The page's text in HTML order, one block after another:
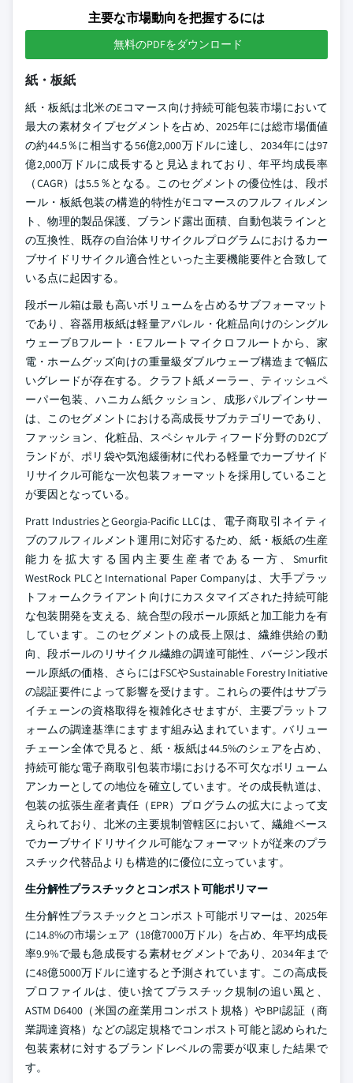
主要な市場動向を把握するには
無料のPDFをダウンロード
紙・板紙
紙・板紙は北米のEコマース向け持続可能包装市場において
最大の素材タイプセグメントを占め、2025年には総市場価値
の約44.5％に相当する56億2,000万ドルに達し、2034年には97
億2,000万ドルに成長すると見込まれており、年平均成長率
（CAGR）は5.5％となる。このセグメントの優位性は、段ボ
ール・板紙包装の構造的特性がEコマースのフルフィルメン
ト、物理的製品保護、ブランド露出面積、自動包装ラインと
の互換性、既存の自治体リサイクルプログラムにおけるカー
ブサイドリサイクル適合性といった主要機能要件と合致して
いる点に起因する。
段ボール箱は最も高いボリュームを占めるサブフォーマット
であり、容器用板紙は軽量アパレル・化粧品向けのシングル
ウェーブBフルート・Eフルートマイクロフルートから、家
電・ホームグッズ向けの重量級ダブルウェーブ構造まで幅広
いグレードが存在する。クラフト紙メーラー、ティッシュペ
ーパー包装、ハニカム紙クッション、成形パルプインサー
は、このセグメントにおける高成長サブカテゴリーであり、
ファッション、化粧品、スペシャルティフード分野のD2Cブ
ランドが、ポリ袋や気泡緩衝材に代わる軽量でカーブサイド
リサイクル可能な一次包装フォーマットを採用していること
が要因となっている。
Pratt IndustriesとGeorgia-Pacific LLCは、電子商取引ネイティ
ブのフルフィルメント運用に対応するため、紙・板紙の生産
能力を拡大する国内主要生産者である一方、Smurfit
WestRock PLCとInternational Paper Companyは、大手プラッ
トフォームクライアント向けにカスタマイズされた持続可能
な包装開発を支える、統合型の段ボール原紙と加工能力を有
しています。このセグメントの成長上限は、繊維供給の動
向、段ボールのリサイクル繊維の調達可能性、バージン段ボ
ール原紙の価格、さらにはFSCやSustainable Forestry Initiative
の認証要件によって影響を受けます。これらの要件はサプラ
イチェーンの資格取得を複雑化させますが、主要プラットフ
ォームの調達基準にますます組み込まれています。バリュー
チェーン全体で見ると、紙・板紙は44.5%のシェアを占め、
持続可能な電子商取引包装市場における不可欠なボリューム
アンカーとしての地位を確立しています。その成長軌道は、
包装の拡張生産者責任（EPR）プログラムの拡大によって支
えられており、北米の主要規制管轄区において、繊維ベース
でカーブサイドリサイクル可能なフォーマットが従来のプラ
スチック代替品よりも構造的に優位に立っています。
生分解性プラスチックとコンポスト可能ポリマー
生分解性プラスチックとコンポスト可能ポリマーは、2025年
に14.8%の市場シェア（18億7000万ドル）を占め、年平均成長
率9.9%で最も急成長する素材セグメントであり、2034年まで
に48億5000万ドルに達すると予測されています。この高成長
プロファイルは、使い捨てプラスチック規制の追い風と、
ASTM D6400（米国の産業用コンポスト規格）やBPI認証（商
業調達資格）などの認定規格でコンポスト可能と認められた
包装素材に対するブランドレベルの需要が収束した結果で
す。